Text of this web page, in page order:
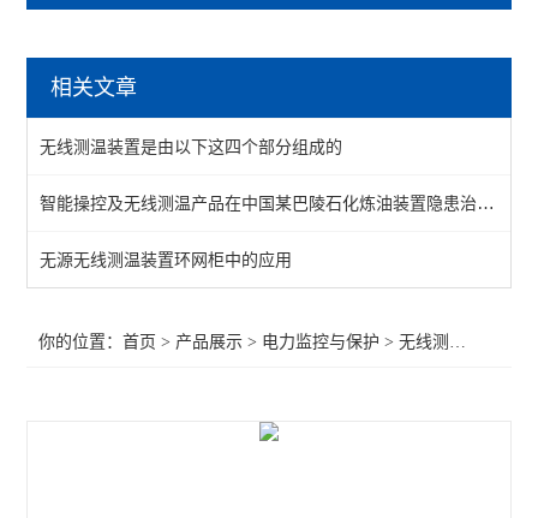
防雷装置
频率电压紧急控制装置
备自投
剩余电流
相关文章
无线测温装置是由以下这四个部分组成的
智能操控及无线测温产品在中国某巴陵石化炼油装置隐患治理项目中的应用
无源无线测温装置环网柜中的应用
你的位置：首页 > 产品展示 > 电力监控与保护 >无线测温装置